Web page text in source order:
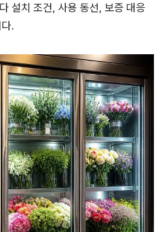
설치 조건, 사용 동선, 보증 대응
.